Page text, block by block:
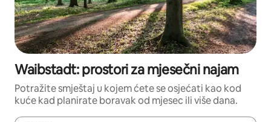
Waibstadt: prostori za mjesečni najam
Potražite smještaj u kojem ćete se osjećati kao kod
kuće kad planirate boravak od mjesec ili više dana.